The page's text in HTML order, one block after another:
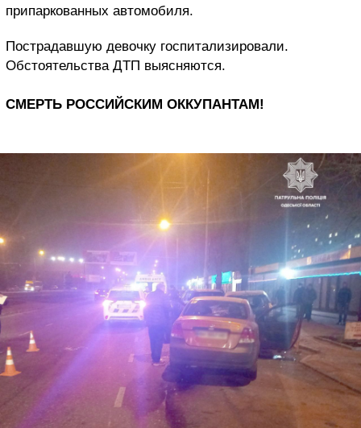
припаркованных автомобиля.
Пострадавшую девочку госпитализировали.
Обстоятельства ДТП выясняются.
СМЕРТЬ РОССИЙСКИМ ОККУПАНТАМ!